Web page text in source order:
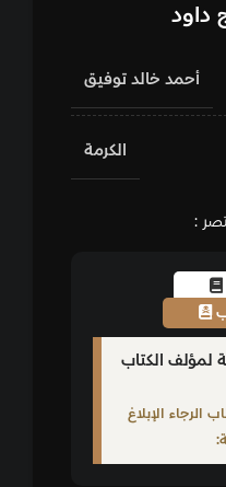
داود
أحمد خالد توفيق
الكرمة
:
لمؤلف الكتاب
الرجاء الإبلاغ